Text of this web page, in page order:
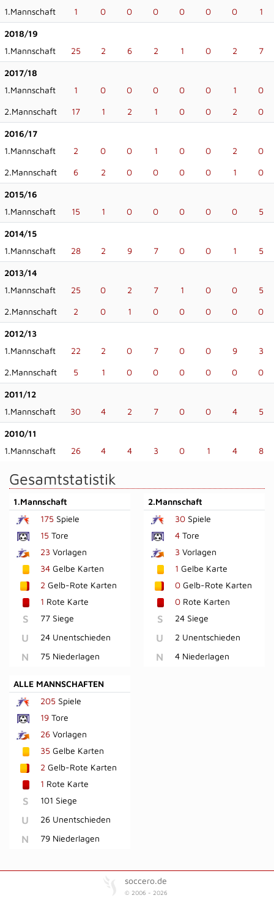
1.Mannschaft
1 0 0 0 0 0 0 1
2018/19
1.Mannschaft
25 2 6 2 1 0 2 7
2017/18
1.Mannschaft
1 0 0 0 0 0 1 0
2.Mannschaft 17 1 2 1 0 0 2 0
2016/17
1.Mannschaft
2 0 0 1 0 0 2 0
2.Mannschaft 6 2 0 0 0 0 1 0
2015/16
1.Mannschaft
15 1 0 0 0 0 0 5
2014/15
1.Mannschaft
28 2 9 7 0 0 1 5
2013/14
1.Mannschaft
25 0 2 7 1 0 0 5
2.Mannschaft 2 0 1 0 0 0 0 0
2012/13
1.Mannschaft
22 2 0 7 0 0 9 3
2.Mannschaft 5 1 0 0 0 0 0 0
2011/12
1.Mannschaft
30 4 2 7 0 0 4 5
2010/11
1.Mannschaft
26 4 4 3 0 1 4 8
Gesamtstatistik
1.Mannschaft
175 Spiele
15 Tore
23 Vorlagen
34 Gelbe Karten
2 Gelb-Rote Karten
1 Rote Karte
S 77 Siege
U 24 Unentschieden
N 75 Niederlagen
2.Mannschaft
30Spiele
4Tore
3 Vorlagen
1 Gelbe Karte
0Gelb-Rote Karten
0Rote Karten
S 24 Siege
U 2 Unentschieden
N 4 Niederlagen
ALLE MANNSCHAFTEN
205 Spiele
19 Tore
26 Vorlagen
35 Gelbe Karten
2 Gelb-Rote Karten
1 Rote Karte
S 101 Siege
U 26 Unentschieden
N 79 Niederlagen
soccero.de
© 2006 - 2026